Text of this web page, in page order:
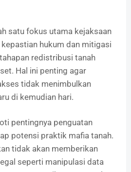
satu fokus utama kejaksaan
hukum dan mitigasi
redistribusi tanah
Hal ini penting agar
tidak menimbulkan
di kemudian hari.
pentingnya penguatan
potensi praktik mafia tanah.
tidak akan memberikan
seperti manipulasi data